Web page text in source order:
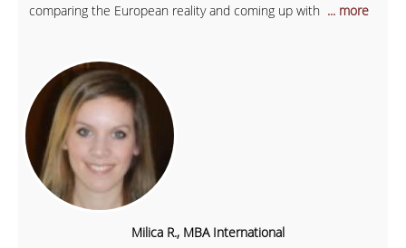
comparing the European reality and coming up with ... more
Milica R., MBA International